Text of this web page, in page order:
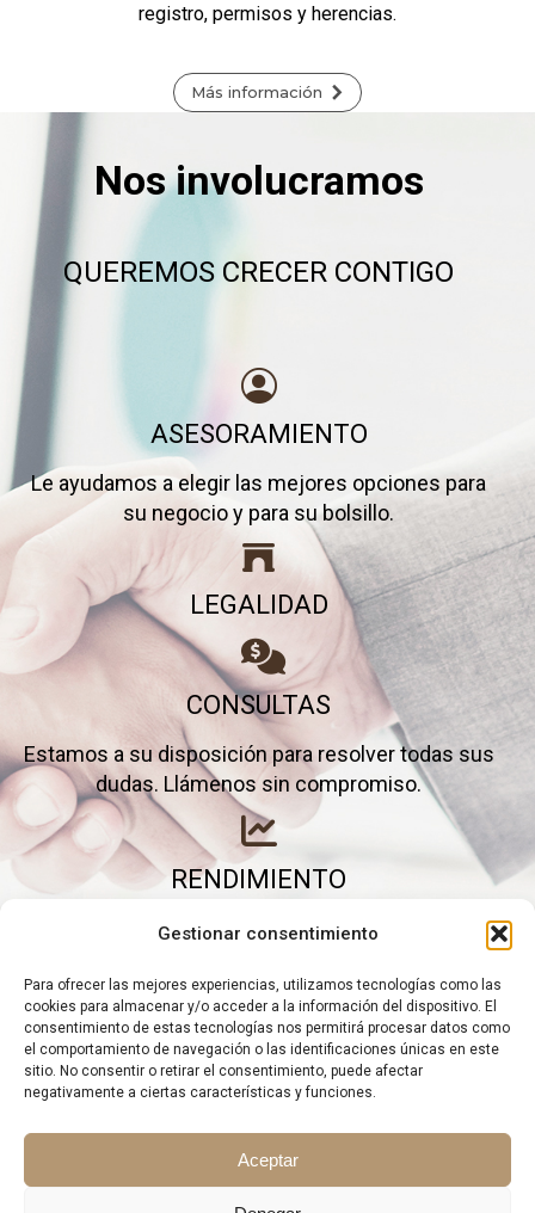
Gestionar consentimiento
Para ofrecer las mejores experiencias, utilizamos tecnologías como las
cookies para almacenar y/o acceder a la información del dispositivo. El
consentimiento de estas tecnologías nos permitirá procesar datos como
el comportamiento de navegación o las identificaciones únicas en este
sitio. No consentir o retirar el consentimiento, puede afectar
negativamente a ciertas características y funciones.
Aceptar
registro, permisos y herencias.
Más información
Nos involucramos
QUEREMOS CRECER CONTIGO
ASESORAMIENTO
Le ayudamos a elegir las mejores opciones para
su negocio y para su bolsillo.
LEGALIDAD
CONSULTAS
Estamos a su disposición para resolver todas sus
dudas. Llámenos sin compromiso.
RENDIMIENTO
Elimine gastos inútiles y saque el máximo partido a